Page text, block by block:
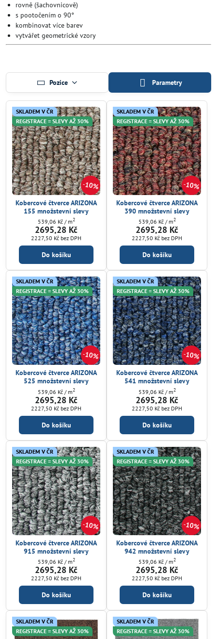
rovně (šachovnicově)
s pootočením o 90°
kombinovat více barev
vytvářet geometrické vzory
Pozice Parametry
10%
SKLADEM V ČR
REGISTRACE = SLEVY AŽ 30%
Kobercové čtverce ARIZONA
155 množstevní slevy
2695,28 Kč
2227,50 Kč bez DPH
539,06 Kč / m2
Do košíku
10%
SKLADEM V ČR
REGISTRACE = SLEVY AŽ 30%
Kobercové čtverce ARIZONA
390 množstevní slevy
2695,28 Kč
2227,50 Kč bez DPH
539,06 Kč / m2
Do košíku
10%
SKLADEM V ČR
REGISTRACE = SLEVY AŽ 30%
Kobercové čtverce ARIZONA
525 množstevní slevy
2695,28 Kč
2227,50 Kč bez DPH
539,06 Kč / m2
Do košíku
10%
SKLADEM V ČR
REGISTRACE = SLEVY AŽ 30%
Kobercové čtverce ARIZONA
541 množstevní slevy
2695,28 Kč
2227,50 Kč bez DPH
539,06 Kč / m2
Do košíku
10%
SKLADEM V ČR
REGISTRACE = SLEVY AŽ 30%
Kobercové čtverce ARIZONA
915 množstevní slevy
2695,28 Kč
2227,50 Kč bez DPH
539,06 Kč / m2
Do košíku
10%
SKLADEM V ČR
REGISTRACE = SLEVY AŽ 30%
Kobercové čtverce ARIZONA
942 množstevní slevy
2695,28 Kč
2227,50 Kč bez DPH
539,06 Kč / m2
Do košíku
SKLADEM V ČR
REGISTRACE = SLEVY AŽ 30%
SKLADEM V ČR
REGISTRACE = SLEVY AŽ 30%